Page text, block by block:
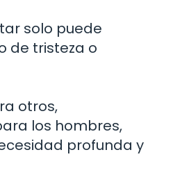
solo puede
de tristeza o
otros,
los hombres,
profunda y